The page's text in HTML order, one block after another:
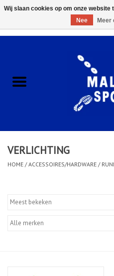
ACCESSOIRES/HARDWARE
KLEDING
VERLICHTING
HOME /ACCESSOIRES/HARDWARE /
Wij slaan cookies op om onze
Nee
Meer